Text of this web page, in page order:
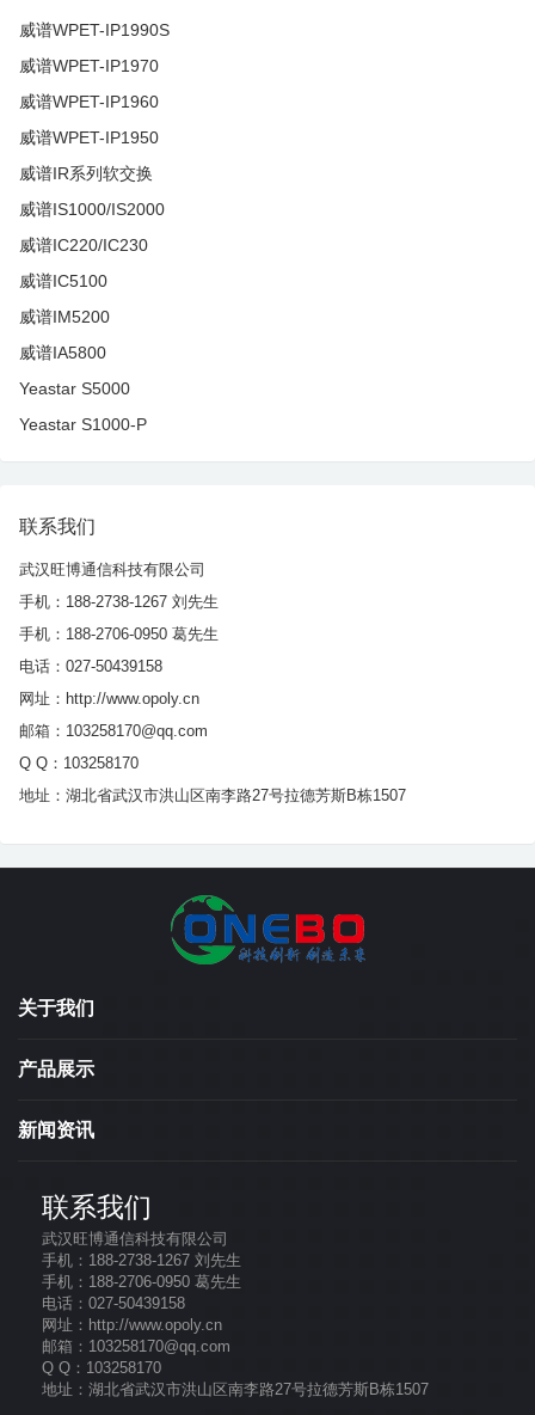
威谱WPET-IP1990S
威谱WPET-IP1970
威谱WPET-IP1960
威谱WPET-IP1950
威谱IR系列软交换
威谱IS1000/IS2000
威谱IC220/IC230
威谱IC5100
威谱IM5200
威谱IA5800
Yeastar S5000
Yeastar S1000-P
联系我们
武汉旺博通信科技有限公司
手机：188-2738-1267 刘先生
手机：188-2706-0950 葛先生
电话：027-50439158
网址：http://www.opoly.cn
邮箱：103258170@qq.com
Q Q：103258170
地址：湖北省武汉市洪山区南李路27号拉德芳斯B栋1507
关于我们
产品展示
新闻资讯
联系我们
武汉旺博通信科技有限公司
手机：188-2738-1267 刘先生
手机：188-2706-0950 葛先生
电话：027-50439158
网址：http://www.opoly.cn
邮箱：103258170@qq.com
Q Q：103258170
地址：湖北省武汉市洪山区南李路27号拉德芳斯B栋1507